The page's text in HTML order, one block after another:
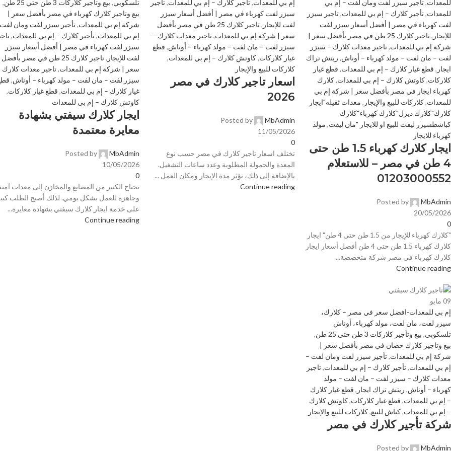
للمعدات,تأجير سيزر لفت ومان لفت – إم بي
للمعدات,تأجير كلارك – إم بي للمعدات,تاجير سيزر
لفت كهرباء في مصر | أفضل أسعار سيزر لفت
للإيجار ,
تاجير كلارك 25 طن في مصر بأفضل سعر |
شركة إم بي للمعدات,تاجير معدات كلارك – سيزر
لفت – مان لفت – مولد كهرباء – أوناش, ريتش تراك
ايجار , قطع غيار كلارك – إم بي للمعدات, قطع غيار
كلاركات,كاوتش كلارك – إم بي للمعدات,كلارك
كهرباء ايجار في مصر بأفضل سعر | شركة إم بي
للمعدات,كلاركات للبيع والإيجار , معدات ثقيله"ايجار
كلارك"كلارك ديزل"كلارك كهرباء"كلارك
كباشطسيزر ليفت للبيع او للايجار "مان ليفت, مولد
كهرباء للايجار
ايجار كلارك كهرباء 1.5 طن حتى
4 طن في مصر – للاستعلام
01203000552
Posted by
MbAdmin
20/05/2026
0
"كلارك كهرباء للإيجار من 1.5 طن حتى 4 طن" ايجار
كلارك كهرباء 1.5 طن حتى 4 طن أفضل أسعار ايجار
كلارك كهرباء في مصر شركة متخصصة...
Continue reading
إم بي للمعدات,تأجير كلارك – إم بي للمعدات,تاجير
سيزر لفت كهرباء في مصر | أفضل أسعار سيزر
لفت للإيجار ,
تاجير كلارك 25 طن في مصر بأفضل
سعر | شركة إم بي للمعدات,تاجير معدات كلارك –
سيزر لفت – مان لفت – مولد كهرباء – أوناش, قطع
غيار كلاركات,كاوتش كلارك – إم بي للمعدات,
كلاركات للبيع والإيجار
اسعار تاجير كلارك في مصر
2026
Posted by
MbAdmin
11/05/2026
0
تختلف اسعار تاجير كلارك في مصر حسب نوع
المعدة والحمولة المطلوبة وعدد ساعات التشغيل.
بالإضافة إلى ذلك، تؤثر مدة الإيجار ومكان العمل ...
Continue reading
تلسكوبي, بيع وتأجير كلاركات 3 طن حتي 25 طن
,
بيع وتاجير كلارك كهرباء في مصر بأفضل سعر |
شركة إم بي للمعدات,تأجير سيزر لفت ومان
إم بي للمعدات,تأجير كلارك – إم بي للمعدات,
سيزر لفت كهرباء في مصر | أفضل أسعار سيزر
لفت للإيجار ,
تاجير كلارك 25 طن في مصر بأفضل
سعر | شركة إم بي للمعدات,تاجير معدات كلارك
سيزر لفت – مان لفت – مولد كهرباء – أوناش,
غيار كلارك – إم بي للمعدات, قطع غيار كلاركات,
كاوتش كلارك – إم بي للمعدات
ايجار كلارك سيفتي بشهادة
معايرة معتمدة
Posted by
MbAdmin
10/05/2026
0
تحتاج الكثير من المصانع والمخازن إلى معدات
وجاهزة للعمل بشكل يومي. لذلك أصبح الطلب
على خدمة ايجار كلارك سيفتي بشهادة معايرة...
Continue reading
09 مايو
إم بي للمعدات-افضل سعر في مصر – كلارك،
سيزر لفت، مان لفت، مولد كهرباء، أوناش
تلسكوبي, بيع وتأجير كلاركات 3 طن حتي 25 طن
,
بيع وتاجير كلارك حضان في مصر بأفضل سعر |
شركة إم بي للمعدات,تأجير سيزر لفت ومان لفت –
إم بي للمعدات,تأجير كلارك – إم بي للمعدات,تاجير
معدات كلارك – سيزر لفت – مان لفت – مولد
كهرباء – أوناش, ريتش تراك ايجار , قطع غيار كلارك
– إم بي للمعدات, قطع غيار كلاركات,كاوتش كلارك
– إم بي للمعدات,كباش للبيع,كلاركات للبيع والإيجار
شركة تأجير كلارك في مصر
Posted by MbAdmin